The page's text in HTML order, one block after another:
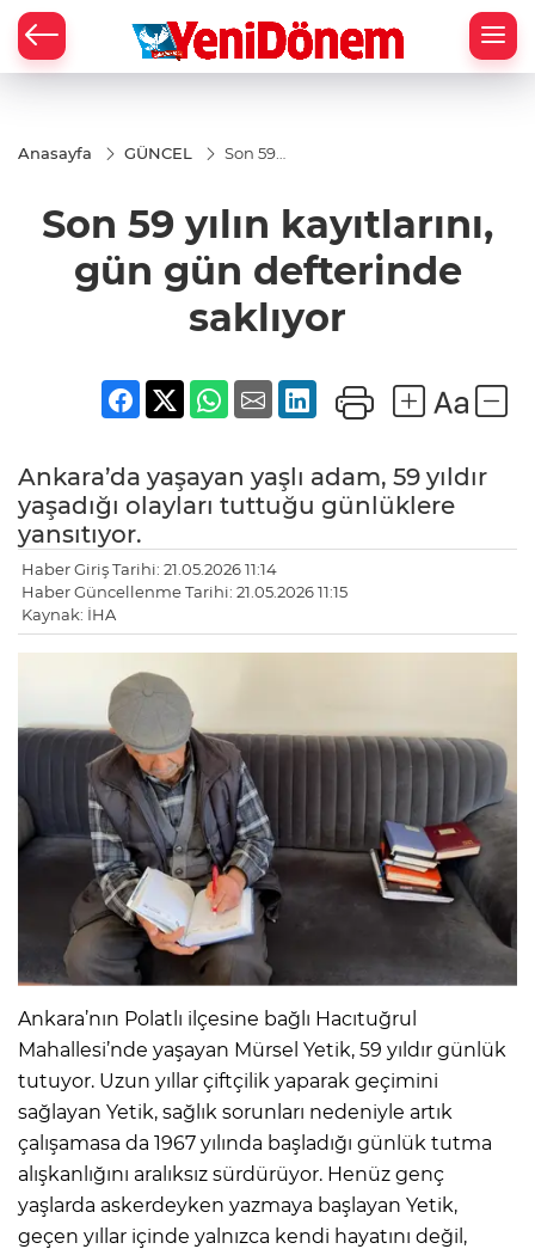
Anasayfa GÜNCEL
Son 59
gün gün
defterinde
Son 59 yılın kayıtlarını,
gün gün defterinde
saklıyor
Ankara’da yaşayan yaşlı adam, 59 yıldır
yaşadığı olayları tuttuğu günlüklere
yansıtıyor.
Haber Giriş Tarihi: 21.05.2026 11:14
Haber Güncellenme Tarihi: 21.05.2026 11:15
Kaynak: İHA
Ankara’nın Polatlı ilçesine bağlı Hacıtuğrul
Mahallesi’nde yaşayan Mürsel Yetik, 59 yıldır günlük
tutuyor. Uzun yıllar çiftçilik yaparak geçimini
sağlayan Yetik, sağlık sorunları nedeniyle artık
çalışamasa da 1967 yılında başladığı günlük tutma
alışkanlığını aralıksız sürdürüyor. Henüz genç
yaşlarda askerdeyken yazmaya başlayan Yetik,
geçen yıllar içinde yalnızca kendi hayatını değil,